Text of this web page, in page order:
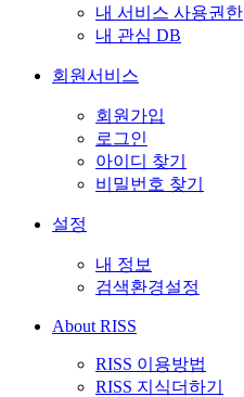
내 서비스 사용권한
내 관심 DB
회원서비스
회원가입
로그인
아이디 찾기
비밀번호 찾기
설정
내 정보
검색환경설정
About RISS
RISS 이용방법
RISS 지식더하기